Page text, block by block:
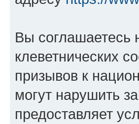
Вы соглашаетесь
клеветнических
призывов к
могут нарушить
предоставляет